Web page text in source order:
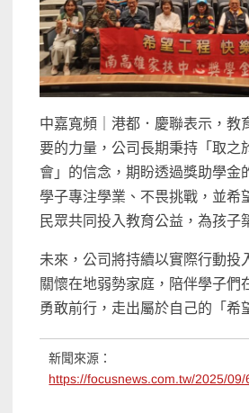
中嘉寬頻｜港都．慶聯表示，教
要的力量，公司長期秉持「取之
會」的信念，期盼透過獎助學金
學子專注學業、不畏挑戰，並希
民眾共同投入教育公益，為孩子
未來，公司將持續以實際行動投
關懷在地弱勢家庭，陪伴學子們
勇敢前行，走出屬於自己的「希
新聞來源：
https://focusnews.com.tw/2025/